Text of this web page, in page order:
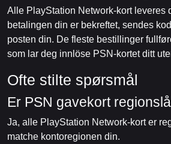
Alle PlayStation Network-kort leveres
betalingen din er bekreftet, sendes
posten din. De fleste bestillinger
som lar deg innlöse PSN-kortet ditt
Ofte stilte spørsmål
Er PSN gavekort
Ja, alle PlayStation Network-kort er
matche kontoregionen din.